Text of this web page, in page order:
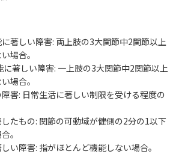
に著しい障害: 両上肢の3大関節中2関節以上
場合。
に著しい障害: 一上肢の3大関節中2関節以上
場合。
障害: 日常生活に著しい制限を受ける程度の
したもの: 関節の可動域が健側の2分の1以下
。
い障害: 指がほとんど機能しない場合。